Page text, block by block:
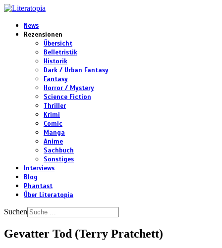
News
Rezensionen
Übersicht
Belletristik
Historik
Dark / Urban Fantasy
Fantasy
Horror / Mystery
Science Fiction
Thriller
Krimi
Comic
Manga
Anime
Sachbuch
Sonstiges
Interviews
Blog
Phantast
Über Literatopia
Suchen
Gevatter Tod (Terry Pratchett)